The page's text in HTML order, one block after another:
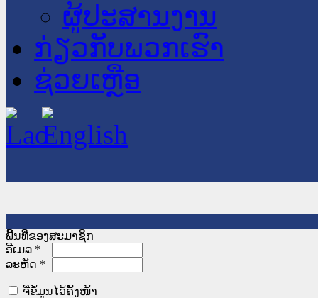
ຜູ້ປະສານງານ
ກ່ຽວກັບພວກເຮົາ
ຊ່ວຍເຫຼືອ
ພື້ນທີ່ຂອງສະມາຊິກ
ອີເມລ *
ລະຫັດ *
ຈື່ຂໍ້ມູນໄວ້ຄັ້ງໜ້າ